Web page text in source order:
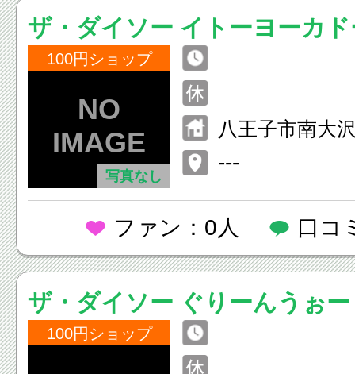
ザ・ダイソー イトーヨーカ
100円ショップ
写真なし
八王子市南大
---
ファン：0人 口コ
ザ・ダイソー ぐりーんうぉ
100円ショップ